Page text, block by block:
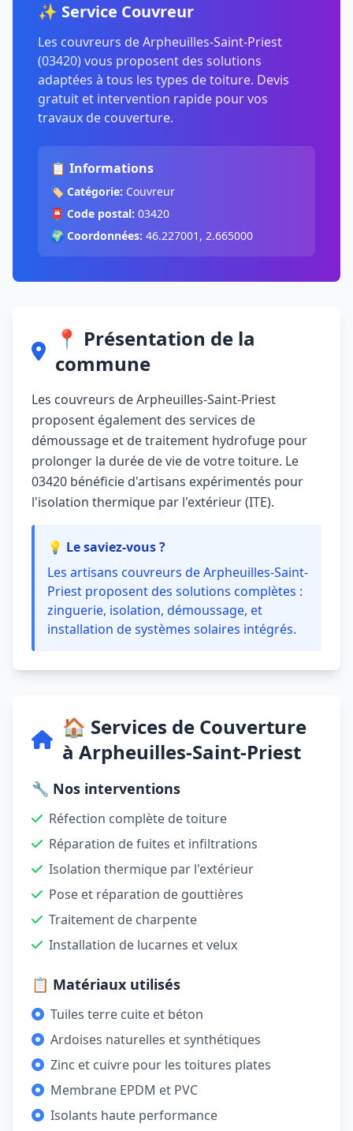
✨ Service Couvreur
Les couvreurs de Arpheuilles-Saint-Priest
(03420) vous proposent des solutions
adaptées à tous les types de toiture. Devis
gratuit et intervention rapide pour vos
travaux de couverture.
📋 Informations
🏷️ Catégorie: Couvreur
📮 Code postal: 03420
🌍 Coordonnées: 46.227001, 2.665000
📍 Présentation de la
commune
Les couvreurs de Arpheuilles-Saint-Priest
proposent également des services de
démoussage et de traitement hydrofuge pour
prolonger la durée de vie de votre toiture. Le
03420 bénéficie d'artisans expérimentés pour
l'isolation thermique par l'extérieur (ITE).
💡 Le saviez-vous ?
Les artisans couvreurs de Arpheuilles-Saint-
Priest proposent des solutions complètes :
zinguerie, isolation, démoussage, et
installation de systèmes solaires intégrés.
🏠 Services de Couverture
à Arpheuilles-Saint-Priest
🔧 Nos interventions
Réfection complète de toiture
Réparation de fuites et infiltrations
Isolation thermique par l'extérieur
Pose et réparation de gouttières
Traitement de charpente
Installation de lucarnes et velux
📋 Matériaux utilisés
Tuiles terre cuite et béton
Ardoises naturelles et synthétiques
Zinc et cuivre pour les toitures plates
Membrane EPDM et PVC
Isolants haute performance